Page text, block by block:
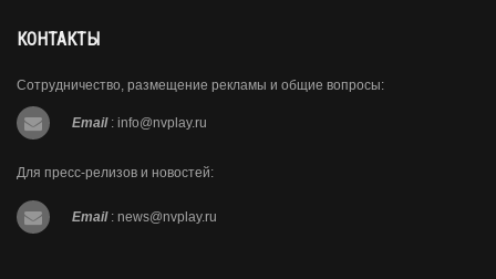
КОНТАКТЫ
Сотрудничество, размещение рекламы и общие вопросы:
Email : info@nvplay.ru
Для пресс-релизов и новостей:
Email : news@nvplay.ru